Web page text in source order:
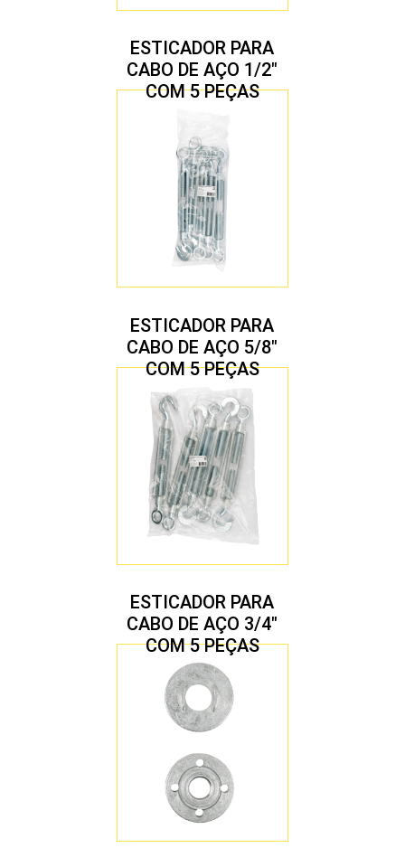
ESTICADOR PARA
CABO DE AÇO 1/2″
COM 5 PEÇAS
ESTICADOR PARA
CABO DE AÇO 5/8″
COM 5 PEÇAS
ESTICADOR PARA
CABO DE AÇO 3/4″
COM 5 PEÇAS